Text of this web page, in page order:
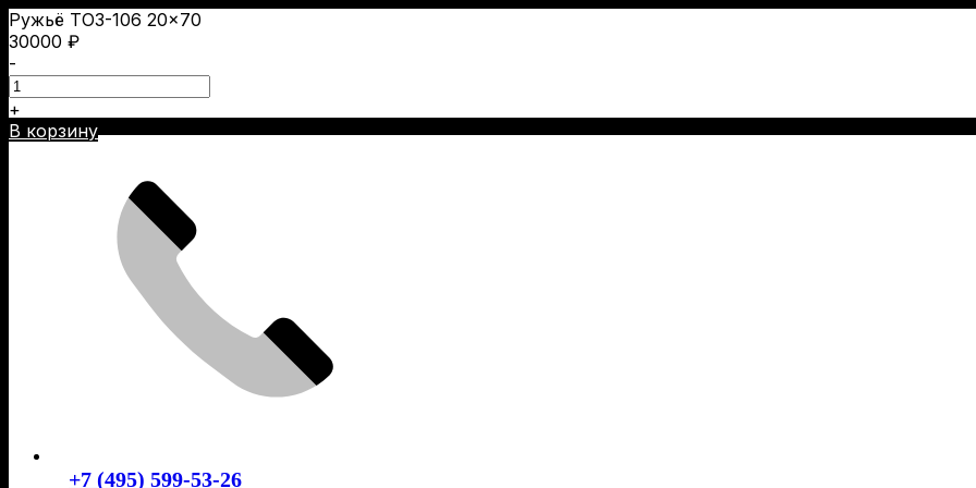
Ружьё ТОЗ-106 20×70
30000 ₽
-
+
В корзину
Skip
+7 (495) 599-53-26